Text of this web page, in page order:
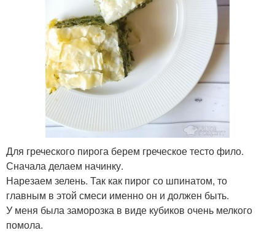
Для греческого пирога берем греческое тесто фило.
Сначала делаем начинку.
Нарезаем зелень. Так как пирог со шпинатом, то
главным в этой смеси именно он и должен быть.
У меня была заморозка в виде кубиков очень мелкого
помола.